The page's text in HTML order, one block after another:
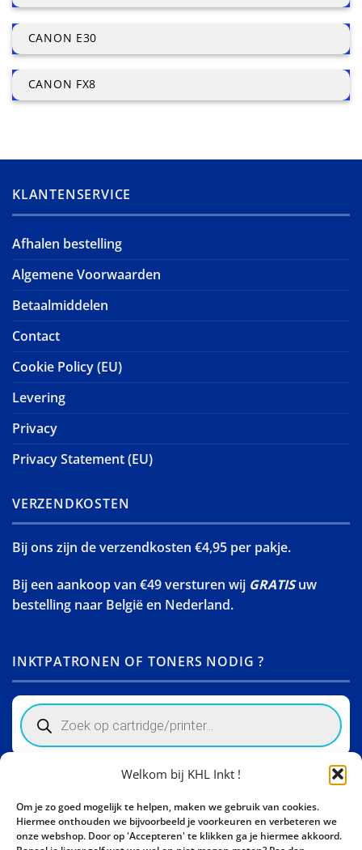
Welkom bij KHL Inkt !
Om je zo goed mogelijk te helpen, maken we gebruik van cookies.
Hiermee onthouden we bijvoorbeeld je voorkeuren en verbeteren we
onze webshop. Door op 'Accepteren' te klikken ga je hiermee akkoord.
CANON E30
CANON FX8
KLANTENSERVICE
Afhalen bestelling
Algemene Voorwaarden
Betaalmiddelen
Contact
Cookie Policy (EU)
Levering
Privacy
Privacy Statement (EU)
VERZENDKOSTEN
Bij ons zijn de verzendkosten €4,95 per pakje.
Bij een aankoop van €49 versturen wij GRATISuw
bestelling naar België en Nederland.
INKTPATRONEN OF TONERS NODIG ?
Products
search
Activity Invest BV - KHL, Kempische Steenweg 274
3500 Hasselt - België BE0862447190